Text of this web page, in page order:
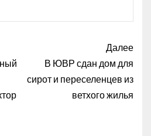
Далее
В ЮВР сдан дом для
сирот и переселенцев из
ветхого жилья